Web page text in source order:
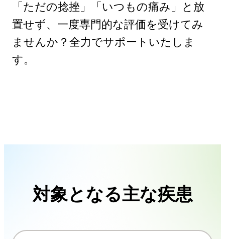
「ただの捻挫」「いつもの痛み」と放
置せず、一度専門的な評価を受けてみ
ませんか？全力でサポートいたしま
す。
対象となる主な疾患